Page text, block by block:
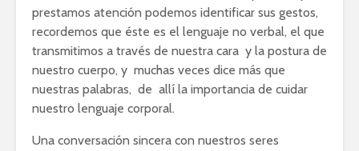
prestamos atención podemos identificar sus gestos,
recordemos que éste es el lenguaje no verbal, el que
transmitimos a través de nuestra cara y la postura de
nuestro cuerpo, y muchas veces dice más que
nuestras palabras, de allí la importancia de cuidar
nuestro lenguaje corporal.
Una conversación sincera con nuestros seres